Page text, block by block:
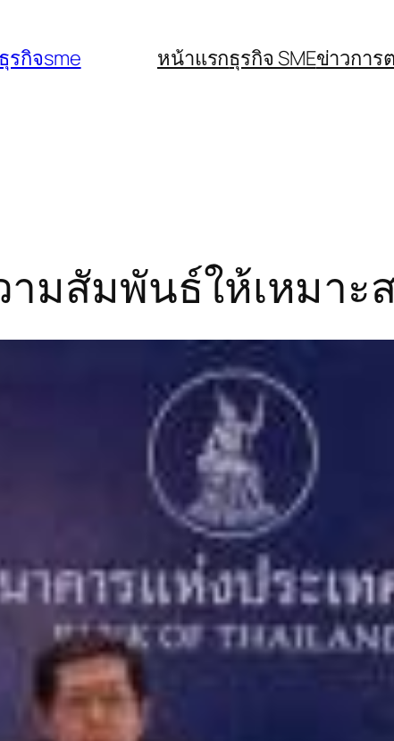
รกิจsme หน้าแรกธุรกิจ SMEข่าวการ
มสัมพันธ์ให้เหมาะ